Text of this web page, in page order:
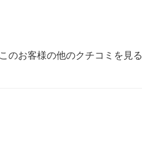
このお客様の他のクチコミを見る